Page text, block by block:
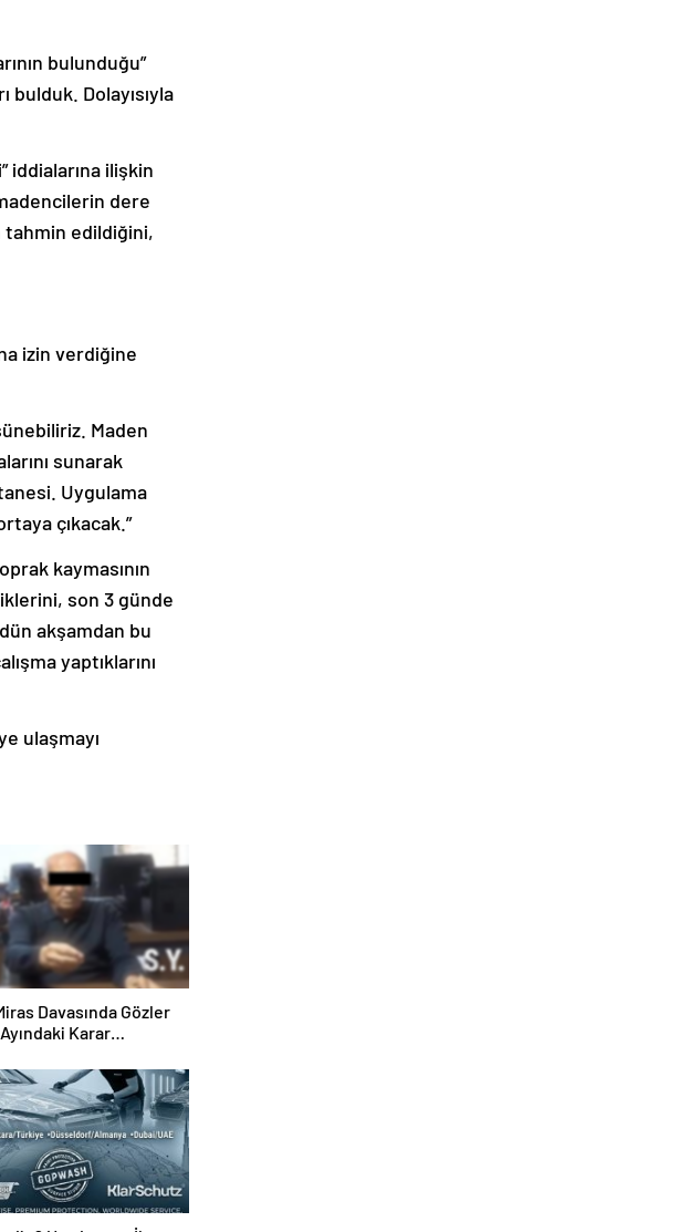
bulunduğu”
Dolayısıyla
ilişkin
dere
tahmin edildiğini,
izin verdiğine
Maden
sunarak
Uygulama
çıkacak.”
kaymasının
son 3 günde
akşamdan bu
yaptıklarını
ulaşmayı
Davasında Gözler
Karar